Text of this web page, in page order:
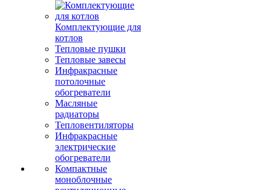
Комплектующие для
котлов
Тепловые пушки
Тепловые завесы
Инфракрасные
потолочные
обогреватели
Масляные
радиаторы
Тепловентиляторы
Инфракрасные
электрические
обогреватели
Компактные
моноблочные